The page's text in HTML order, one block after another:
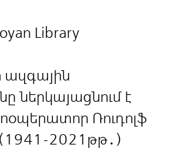
Library
ներկայացնում է
Ռուդոլֆ
2021թթ․)